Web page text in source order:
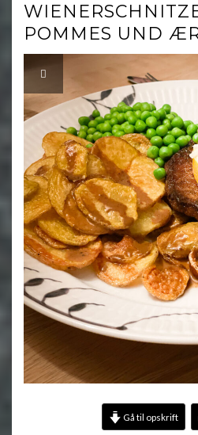
POMMES UND
Gå til opskrift